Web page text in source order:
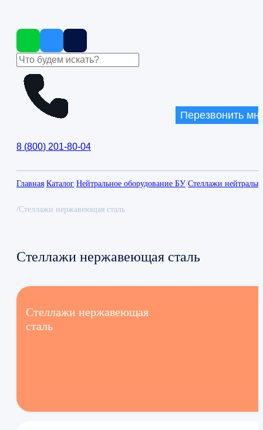
8 (800) 201-80-04
Перезвонить
Главная/Каталог/Нейтральное оборудование БУ/Стеллажи
/Стеллажи нержавеющая сталь
Стеллажи нержавеющая сталь
Стеллажи нержавеющая
сталь